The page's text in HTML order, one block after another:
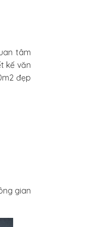
tâm
kế văn
đẹp
gian